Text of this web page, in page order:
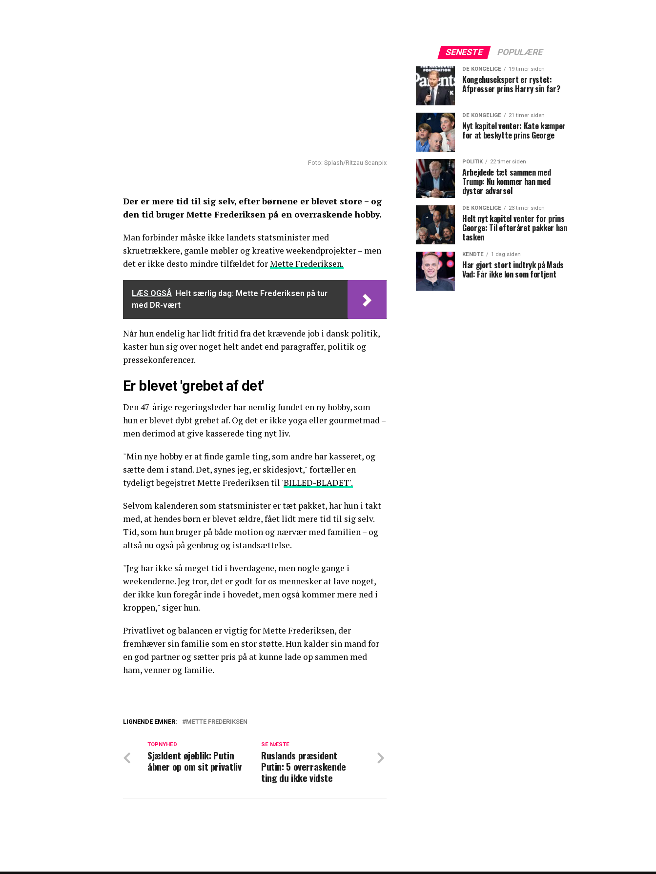
Foto: Splash/Ritzau Scanpix
Der er mere tid til sig selv, efter børnene er blevet store – og
den tid bruger Mette Frederiksen på en overraskende hobby.
Man forbinder måske ikke landets statsminister med
skruetrækkere, gamle møbler og kreative weekendprojekter – men
det er ikke desto mindre tilfældet forMette Frederiksen.
LÆS OGSÅ Helt særlig dag: Mette Frederiksen på tur
med DR-vært
Når hun endelig har lidt fritid fra det krævende job i dansk politik,
kaster hun sig over noget helt andet end paragraffer, politik og
pressekonferencer.
Er blevet 'grebet af det'
Den 47-årige regeringsleder har nemlig fundet en ny hobby, som
hun er blevet dybt grebet af. Og det er ikke yoga eller gourmetmad –
men derimod at give kasserede ting nyt liv.
"Min nye hobby er at finde gamle ting, som andre har kasseret, og
sætte dem i stand. Det, synes jeg, er skidesjovt," fortæller en
tydeligt begejstret Mette Frederiksen til 'BILLED-BLADET'.
Selvom kalenderen som statsminister er tæt pakket, har hun i takt
med, at hendes børn er blevet ældre, fået lidt mere tid til sig selv.
Tid, som hun bruger på både motion og nærvær med familien – og
altså nu også på genbrug og istandsættelse.
"Jeg har ikke så meget tid i hverdagene, men nogle gange i
weekenderne. Jeg tror, det er godt for os mennesker at lave noget,
der ikke kun foregår inde i hovedet, men også kommer mere ned i
kroppen," siger hun.
Privatlivet og balancen er vigtig for Mette Frederiksen, der
fremhæver sin familie som en stor støtte. Hun kalder sin mand for
en god partner og sætter pris på at kunne lade op sammen med
ham, venner og familie.
Mette Frederiksen smider bombe: Skal helst ske inden
næste valg
LIGNENDE EMNER: METTE FREDERIKSEN
SE NÆSTE
Ruslands præsident
Putin: 5 overraskende
ting du ikke vidste
TOPNYHED
Sjældent øjeblik: Putin
åbner op om sit privatliv
SENESTE POPULÆRE
DE KONGELIGE 19 timer siden
Kongehusekspert er rystet:
Afpresser prins Harry sin far?
DE KONGELIGE 21 timer siden
Nyt kapitel venter: Kate kæmper
for at beskytte prins George
POLITIK 22 timer siden
Arbejdede tæt sammen med
Trump: Nu kommer han med
dyster advarsel
DE KONGELIGE 23 timer siden
Helt nyt kapitel venter for prins
George: Til efteråret pakker han
tasken
KENDTE 1 dag siden
Har gjort stort indtryk på Mads
Vad: Får ikke løn som fortjent